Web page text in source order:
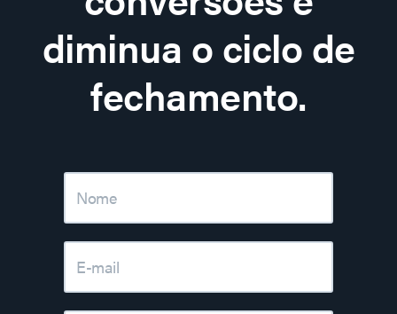
diminua o ciclo de
fechamento.